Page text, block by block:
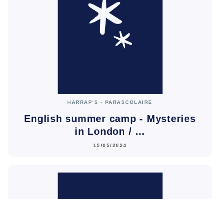
HARRAP'S - PARASCOLAIRE
English summer camp - Mysteries
in London / …
15/05/2024